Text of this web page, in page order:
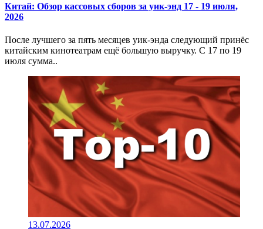
Китай: Обзор кассовых сборов за уик-энд 17 - 19 июля,
2026
После лучшего за пять месяцев уик-энда следующий принёс
китайским кинотеатрам ещё большую выручку. С 17 по 19
июля сумма..
13.07.2026